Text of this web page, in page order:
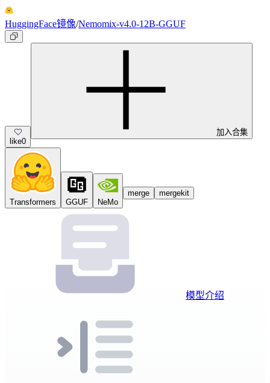
HuggingFace镜像/Nemomix-v4.0-12B-GGUF
like0
加入合集
Transformers GGUF NeMo
merge mergekit
模型介绍